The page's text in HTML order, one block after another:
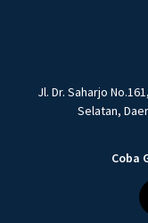
Jl. Dr. Saharjo
Selatan,
Coba